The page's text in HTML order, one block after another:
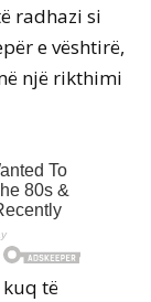
radhazi si
e vështirë,
një rikthimi
kuq të